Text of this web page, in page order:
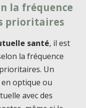
la fréquence
prioritaires
santé, il est
la fréquence
Un
optique ou
avec des